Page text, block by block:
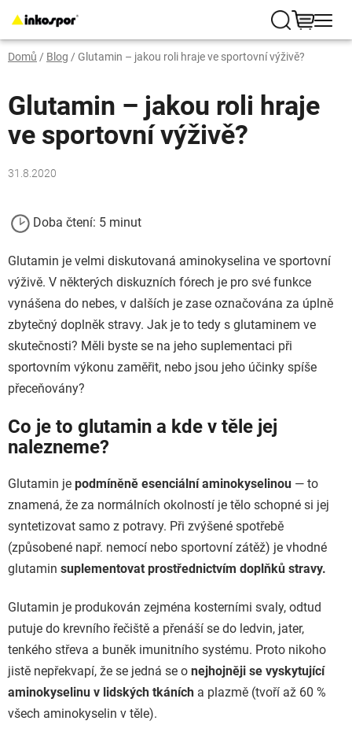
na
obsah
Hledat
KOŠÍK
Domů / Blog / Glutamin – jakou roli hraje ve sportovní výživě?
Glutamin – jakou roli hraje
ve sportovní výživě?
31.8.2020
Doba čtení: 5 minut
Glutamin je velmi diskutovaná aminokyselina ve sportovní
výživě. V některých diskuzních fórech je pro své funkce
vynášena do nebes, v dalších je zase označována za úplně
zbytečný doplněk stravy. Jak je to tedy s glutaminem ve
skutečnosti? Měli byste se na jeho suplementaci při
sportovním výkonu zaměřit, nebo jsou jeho účinky spíše
přeceňovány?
Co je to glutamin a kde v těle jej
nalezneme?
Glutamin je podmíněně esenciální aminokyselinou — to
znamená, že za normálních okolností je tělo schopné si jej
syntetizovat samo z potravy. Při zvýšené spotřebě
(způsobené např. nemocí nebo sportovní zátěž) je vhodné
glutamin suplementovat prostřednictvím doplňků stravy.
Glutamin je produkován zejména kosterními svaly, odtud
putuje do krevního řečiště a přenáší se do ledvin, jater,
tenkého střeva a buněk imunitního systému. Proto nikoho
jistě nepřekvapí, že se jedná se o nejhojněji se vyskytující
aminokyselinu v lidských tkáních a plazmě (tvoří až 60 %
všech aminokyselin v těle).